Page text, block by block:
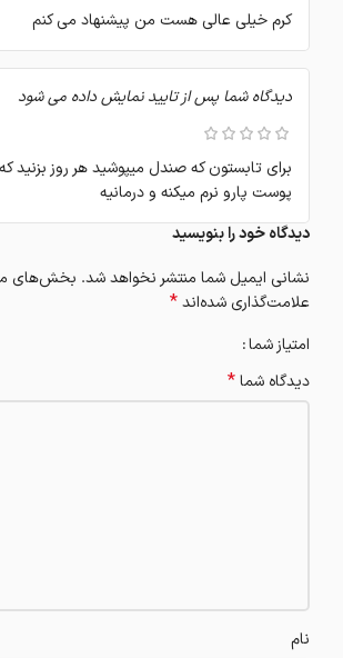
کرم خیلی عالی هست من پیشنهاد می کنم
دیدگاه شما پس از تایید نمایش داده می شود
برای تابستون که صندل میپوشید هر روز بزنید
پوست پارو نرم میکنه و درمانیه
دیدگاه خود را بنویسید
نشانی ایمیل شما منتشر نخواهد شد. بخش‌های
علامت‌گذاری شده‌اند*
امتیاز شما
دیدگاه شما*
نام